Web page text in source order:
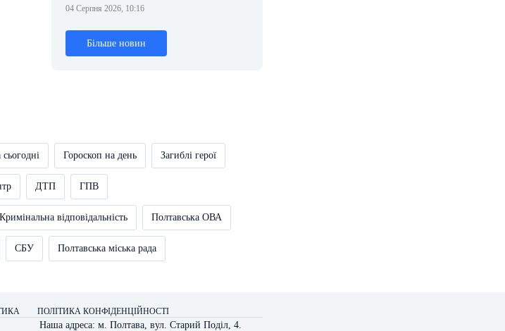
04 Серпня 2026, 10:16
Більше новин
Гороскоп на день Загиблі герої
ДТП ГПВ
Кримінальна відповідальність Полтавська ОВА
СБУ Полтавська міська рада
ПОЛІТИКА КОНФІДЕНЦІЙНОСТІ
Наша адреса: м. Полтава, вул. Старий Поділ, 4.